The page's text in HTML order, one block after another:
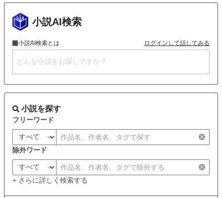
小説AI検索
小説AI検索とは ログインして話してみる
小説を探す
フリーワード
除外ワード
+ さらに詳しく検索する